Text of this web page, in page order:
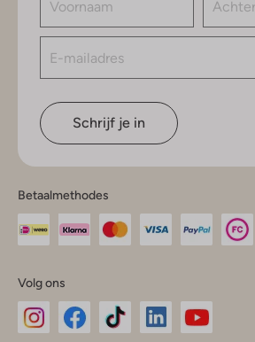
Schrijf je in
Betaalmethodes
Volg ons